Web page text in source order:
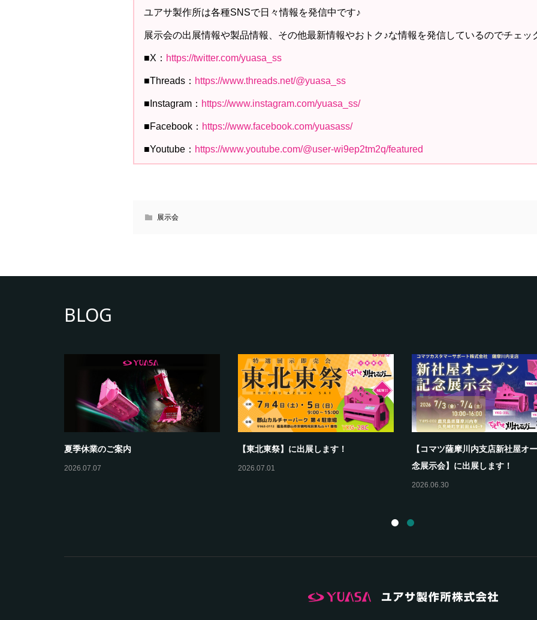
ユアサ製作所は各種SNSで日々情報を発信中です♪
展示会の出展情報や製品情報、その他最新情報やおトク♪な情報を発信しているのでチェッ
■X： https://twitter.com/yuasa_ss
■Threads： https://www.threads.net/@yuasa_ss
■Instagram： https://www.instagram.com/yuasa_ss/
■Facebook： https://www.facebook.com/yuasass/
■Youtube： https://www.youtube.com/@user-wi9ep2tm2q/featured
展示会
BLOG
【ヤンマー建機(株)東京支店ヤンマーフ
ェア】に出展します！
【コマツカスタマーサポート(株)新潟事
業部展示会】に出展しま...
【福島建機お客様感謝フェア】
ます！
2026.07.16